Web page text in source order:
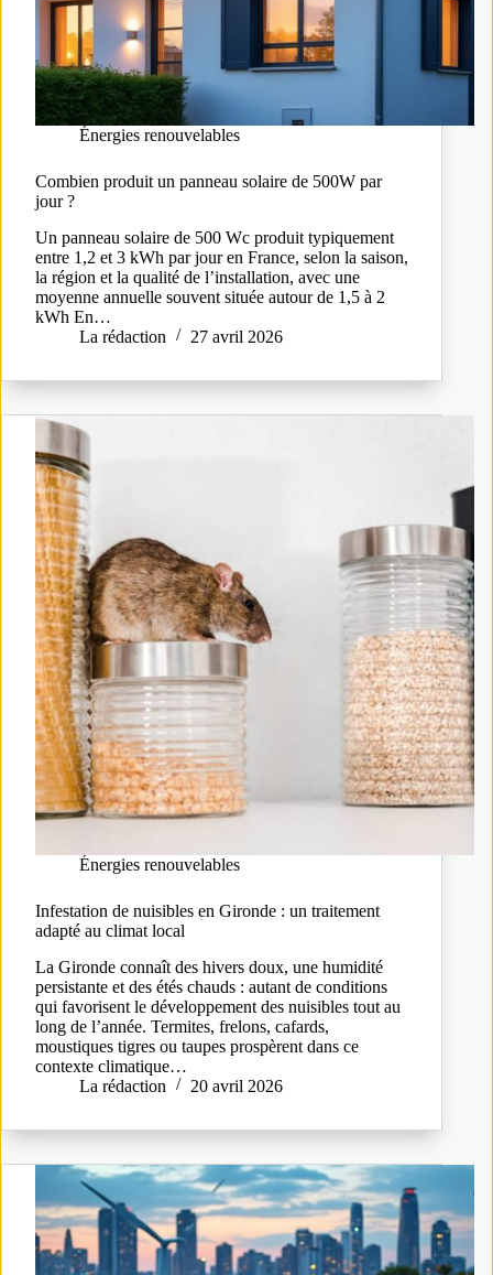
Énergies renouvelables
Combien produit un panneau solaire de 500W par
jour ?
Un panneau solaire de 500 Wc produit typiquement
entre 1,2 et 3 kWh par jour en France, selon la saison,
la région et la qualité de l’installation, avec une
moyenne annuelle souvent située autour de 1,5 à 2
kWh En…
La rédaction
27 avril 2026
Énergies renouvelables
Infestation de nuisibles en Gironde : un traitement
adapté au climat local
La Gironde connaît des hivers doux, une humidité
persistante et des étés chauds : autant de conditions
qui favorisent le développement des nuisibles tout au
long de l’année. Termites, frelons, cafards,
moustiques tigres ou taupes prospèrent dans ce
contexte climatique…
La rédaction
20 avril 2026